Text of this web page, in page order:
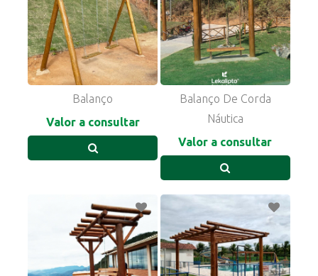
Balanço
Valor a consultar
Balanço De Corda
Náutica
Valor a consultar